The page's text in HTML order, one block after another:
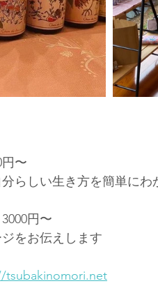
〜
らしい生き方を簡単に
円〜
をお伝えします
tsubakinomori.net